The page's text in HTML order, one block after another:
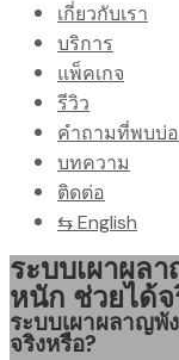
เกี่ยวกับเรา
บริการ
แพ็คเกจ
รีวิว
คำถามที่พบบ่
บทความ
ติดต่อ
⇆ English
ระบบเผาผล
หนัก ช่วยได้จ
ระบบเผาผลาญพั
จริงหรือ?